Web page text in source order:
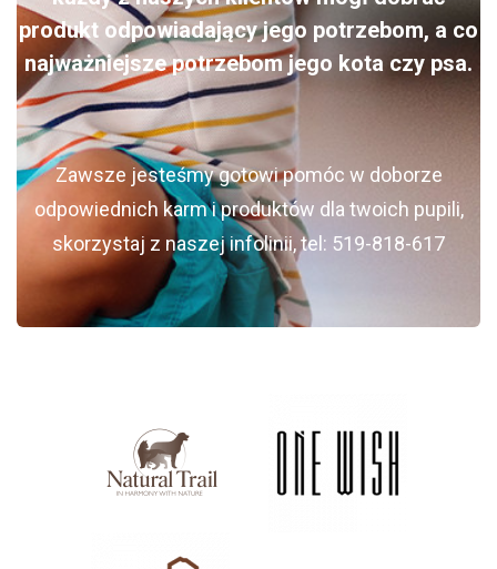
produkt odpowiadający jego potrzebom, a co
najważniejsze potrzebom jego kota czy psa.
Zawsze jesteśmy gotowi pomóc w doborze
odpowiednich karm i produktów dla twoich pupili,
skorzystaj z naszej infolinii, tel: 519-818-617